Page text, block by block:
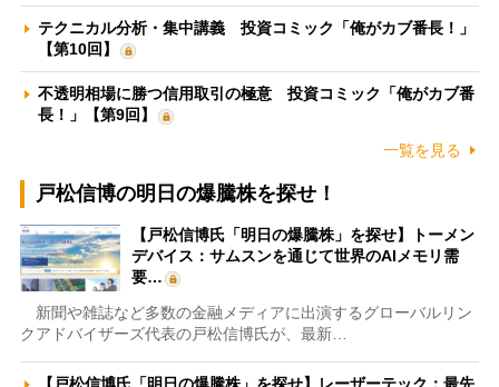
テクニカル分析・集中講義 投資コミック「俺がカブ番長！」
【第10回】
不透明相場に勝つ信用取引の極意 投資コミック「俺がカブ番
長！」【第9回】
一覧を見る
戸松信博の明日の爆騰株を探せ！
【戸松信博氏「明日の爆騰株」を探せ】トーメン
デバイス：サムスンを通じて世界のAIメモリ需
要…
新聞や雑誌など多数の金融メディアに出演するグローバルリン
クアドバイザーズ代表の戸松信博氏が、最新…